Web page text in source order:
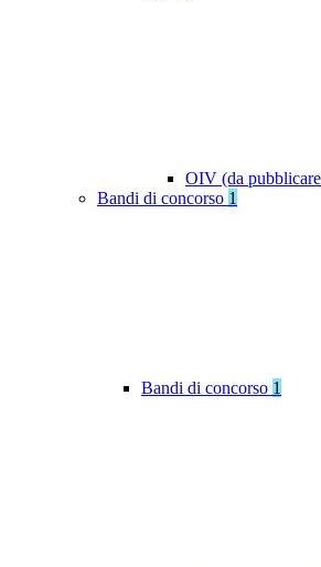
OIV (da
Bandi di concorso 1
Bandi di concorso 1